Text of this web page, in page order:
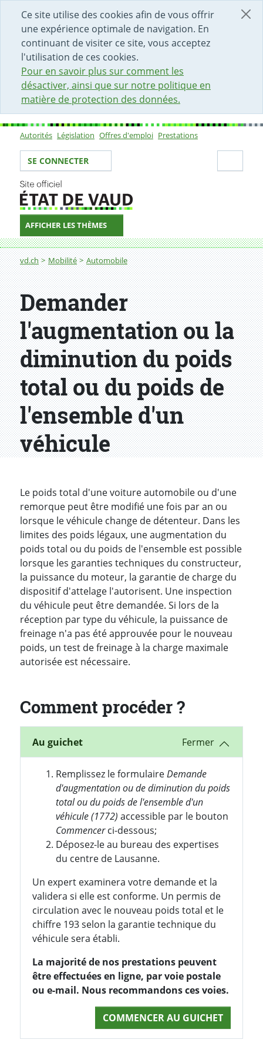
Ce site utilise des cookies afin de vous offrir
une expérience optimale de navigation. En
continuant de visiter ce site, vous acceptez
l'utilisation de ces cookies.
Pour en savoir plus sur comment les
désactiver, ainsi que sur notre politique en
matière de protection des données.
DÉBUT DU CONTENU DE LA PAGE
ACCÈS AU CHAMP DE RECHERCHE
PAGE D'ACCUEIL
FORMULAIRE DE CONTACT
Sous-navigation
Autorités Législation Offres d'emploi Prestations
Votre identité
SE CONNECTER
AFFICHER LES THÈMES
Fil d'Ariane
vd.ch Mobilité Automobile
Demander l'augmentation ou la diminution du poids
Demander
l'augmentation ou la
diminution du poids
total ou du poids de
l'ensemble d'un
véhicule
Introduction
Le poids total d'une voiture automobile ou d'une
remorque peut être modifié une fois par an ou
lorsque le véhicule change de détenteur. Dans les
limites des poids légaux, une augmentation du
poids total ou du poids de l'ensemble est possible
lorsque les garanties techniques du constructeur,
la puissance du moteur, la garantie de charge du
dispositif d'attelage l'autorisent. Une inspection
du véhicule peut être demandée. Si lors de la
réception par type du véhicule, la puissance de
freinage n'a pas été approuvée pour le nouveau
poids, un test de freinage à la charge maximale
autorisée est nécessaire.
Comment procéder ?
Au guichet
Remplissez le formulaireDemande
d'augmentation ou de diminution du poids
total ou du poids de l'ensemble d'un
véhicule (1772) accessible par le bouton
Commencerci-dessous;
Déposez-le au bureau des expertises
du centre de Lausanne.
Un expert examinera votre demande et la
validera si elle est conforme. Un permis de
circulation avec le nouveau poids total et le
chiffre 193 selon la garantie technique du
véhicule sera établi.
La majorité de nos prestations peuvent
être effectuées en ligne, par voie postale
ou e-mail. Nous recommandons ces voies.
COMMENCER AU GUICHET